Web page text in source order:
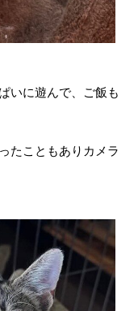
いに遊んで、ご飯も
たこともありカメラ